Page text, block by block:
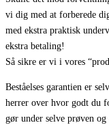
vi dig med at forberede
med ekstra praktisk
ekstra betaling!
Så sikre er vi i vores
Beståelses garantien er
herrer over hvor godt du
gør under selve prøven